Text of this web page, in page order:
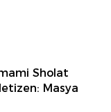
Sholat
Masya